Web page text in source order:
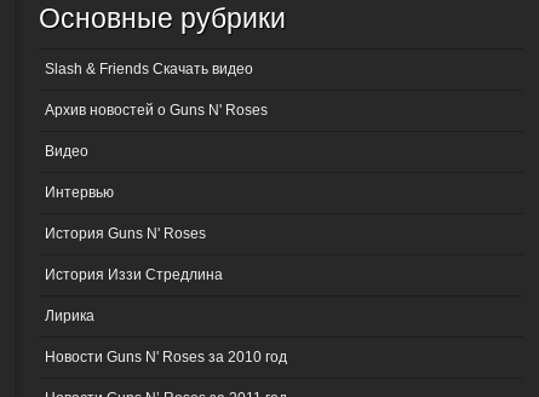
Основные рубрики
Slash & Friends Скачать видео
Архив новостей о Guns N' Roses
Видео
Интервью
История Guns N' Roses
История Иззи Стредлина
Лирика
Новости Guns N' Roses за 2010 год